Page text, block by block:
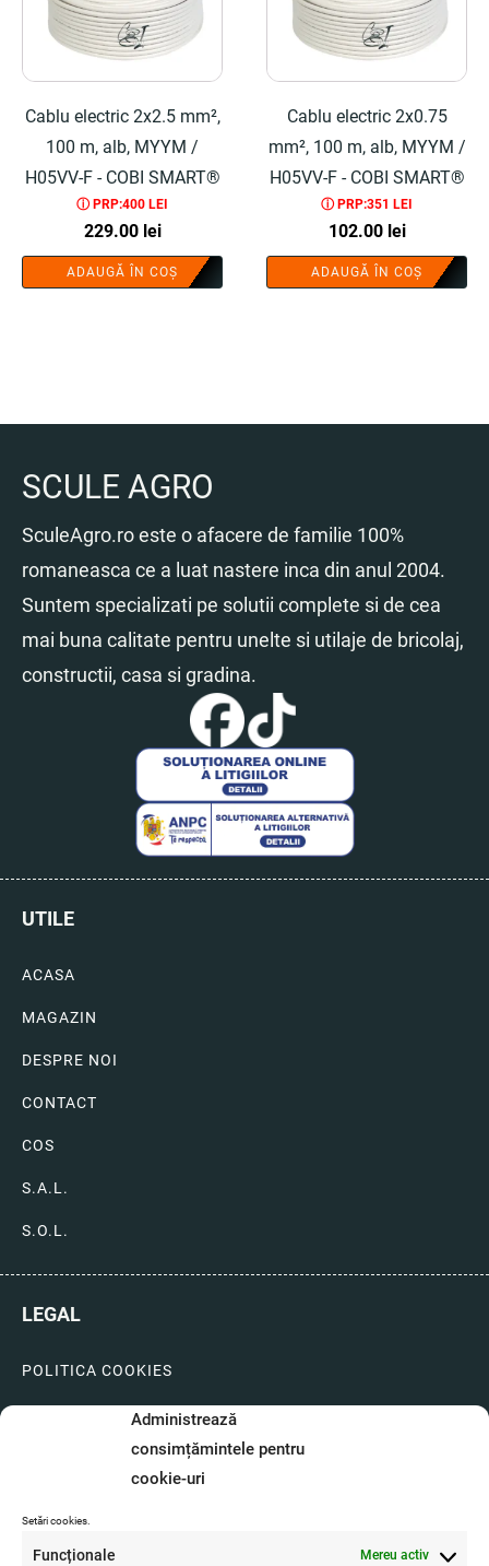
Administrează
consimțămintele pentru
cookie-uri
Setări cookies.
Funcționale Mereu activ
Cablu electric 2x2.5 mm²,
100 m, alb, MYYM /
H05VV-F - COBI SMART®
ⓘ PRP:400 LEI
229.00 lei
ADAUGĂ ÎN COȘ
Cablu electric 2x0.75
mm², 100 m, alb, MYYM /
H05VV-F - COBI SMART®
ⓘ PRP:351 LEI
102.00 lei
ADAUGĂ ÎN COȘ
SCULE AGRO
SculeAgro.ro este o afacere de familie 100%
romaneasca ce a luat nastere inca din anul 2004.
Suntem specializati pe solutii complete si de cea
mai buna calitate pentru unelte si utilaje de bricolaj,
constructii, casa si gradina.
UTILE
ACASA
MAGAZIN
DESPRE NOI
CONTACT
COS
S.A.L.
S.O.L.
LEGAL
POLITICA COOKIES
LIVRARI SI PLATI
GARANTIE SI SERVICE